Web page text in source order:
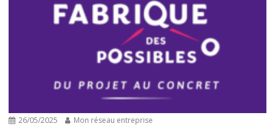
26/05/2025 Mon réseau entreprise